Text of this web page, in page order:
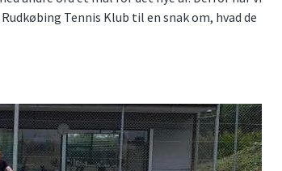
Tennis Klub til en snak om, hvad de